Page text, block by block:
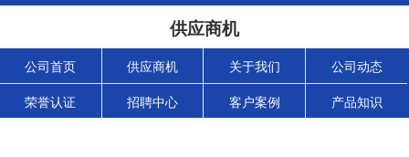
供应商机
公司首页 供应商机 关于我们 公司动态
荣誉认证 招聘中心 客户案例 产品知识